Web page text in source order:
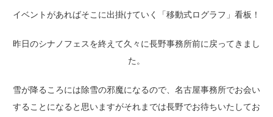
イベントがあればそこに出掛けていく「移動式ログラフ」看板！
昨日のシナノフェスを終えて久々に長野事務所前に戻ってきまし
た。
雪が降るころには除雪の邪魔になるので、名古屋事務所でお会い
することになると思いますがそれまでは長野でお待ちいたしてお